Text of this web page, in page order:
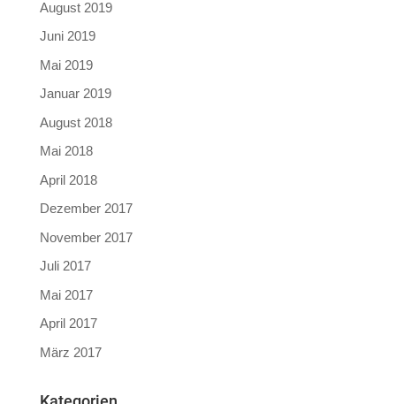
August 2019
Juni 2019
Mai 2019
Januar 2019
August 2018
Mai 2018
April 2018
Dezember 2017
November 2017
Juli 2017
Mai 2017
April 2017
März 2017